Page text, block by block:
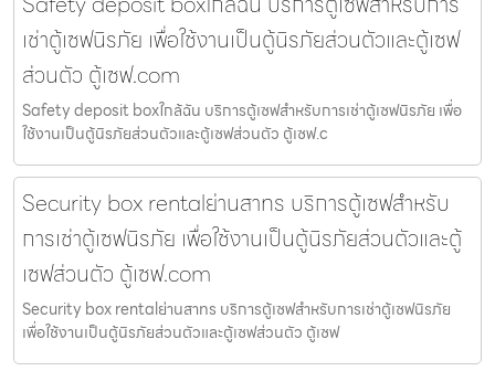
เช่าตู้เซฟนิรภัย เพื่อใช้งานเป็นตู้นิรภัยส่วนตัวและตู้เซฟ
ส่วนตัว ตู้เซฟ.com
Safety deposit boxใกล้ฉัน บริการตู้เซฟสำหรับการเช่าตู้เซฟนิรภัย เพื่อ
ใช้งานเป็นตู้นิรภัยส่วนตัวและตู้เซฟส่วนตัว ตู้เซฟ.c
Security box rentalย่านสาทร บริการตู้เซฟสำหรับ
การเช่าตู้เซฟนิรภัย เพื่อใช้งานเป็นตู้นิรภัยส่วนตัวและตู้
เซฟส่วนตัว ตู้เซฟ.com
Security box rentalย่านสาทร บริการตู้เซฟสำหรับการเช่าตู้เซฟนิรภัย
เพื่อใช้งานเป็นตู้นิรภัยส่วนตัวและตู้เซฟส่วนตัว ตู้เซฟ